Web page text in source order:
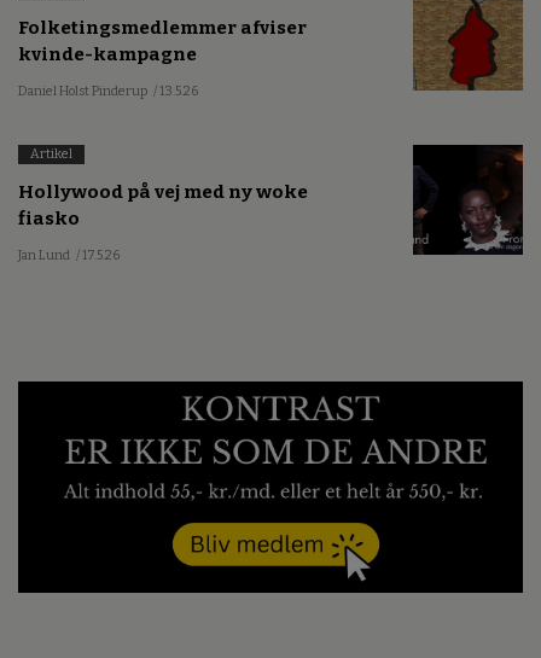
Folketingsmedlemmer afviser
kvinde-kampagne
Daniel Holst Pinderup / 13.5.26
Artikel
Hollywood på vej med ny woke
fiasko
Jan Lund / 17.5.26